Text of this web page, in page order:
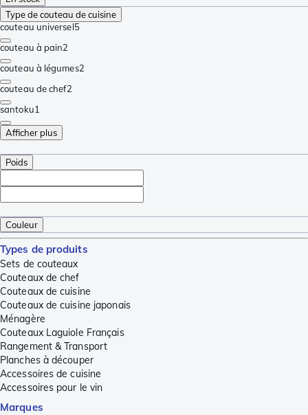
Type de couteau de cuisine
couteau universel5
couteau à pain2
couteau à légumes2
couteau de chef2
santoku1
Afficher plus
Poids
Couleur
Types de produits
Sets de couteaux
Couteaux de chef
Couteaux de cuisine
Couteaux de cuisine japonais
Ménagère
Couteaux Laguiole Français
Rangement & Transport
Planches à découper
Accessoires de cuisine
Accessoires pour le vin
Marques